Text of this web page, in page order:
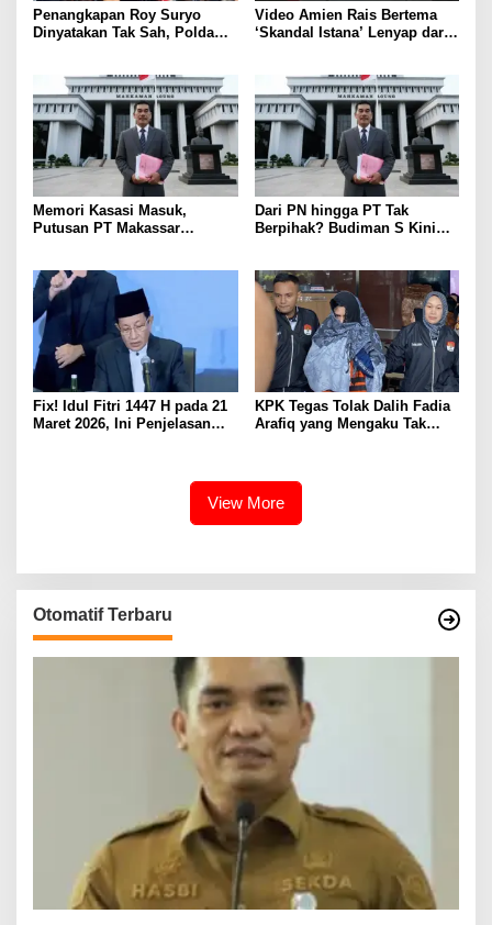
Penangkapan Roy Suryo
Dinyatakan Tak Sah, Polda
Video Amien Rais Bertema
‘Skandal Istana’ Lenyap dari
Memori Kasasi Masuk,
Putusan PT Makassar
Dari PN hingga PT Tak
Berpihak? Budiman S Kini
Fix! Idul Fitri 1447 H pada 21
Maret 2026, Ini Penjelasan
KPK Tegas Tolak Dalih Fadia
Arafiq yang Mengaku Tak
View More
Otomatif Terbaru